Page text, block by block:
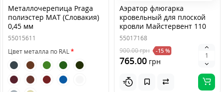
Металлочерепица Praga
полиэстер MAT (Словакия)
0,45 мм
55015611
Цвет металла по RAL
Аэратор флюгарка
кровельный для плоской
кровли Майстервент 110
мм, высота 600 мм
55017168
900.00грн -15 %
765.00 грн